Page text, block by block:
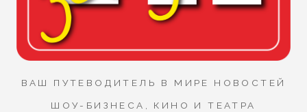
ВАШ ПУТЕВОДИТЕЛЬ В МИРЕ НОВОСТЕЙ
ШОУ-БИЗНЕСА, КИНО И ТЕАТРА